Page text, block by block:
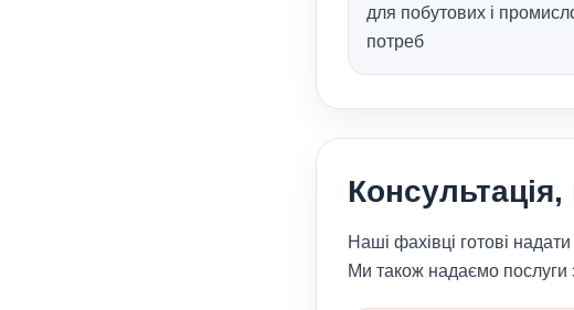
для побутових і
потреб
Наші фахівці готові
Ми також надаємо послуги